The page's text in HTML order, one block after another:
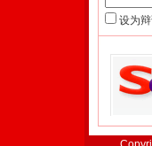
设为